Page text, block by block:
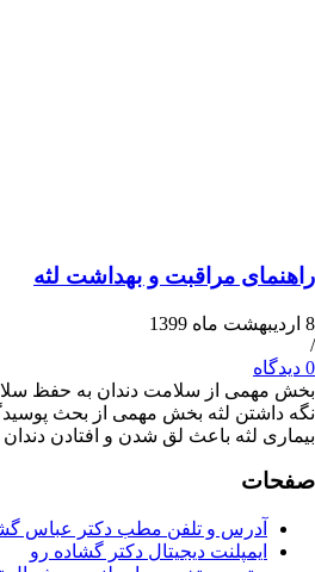
مراقبت و بهداشت لثه
از سلامت دندان به حفظ سلامت
لثه بخش مهمی از بحث پوسیدگی و
لثه باعث لق شدن و افتادن دندان است
و تلفن مطب دکتر عباس گشاده رو
دیجیتال دکتر گشاده رو